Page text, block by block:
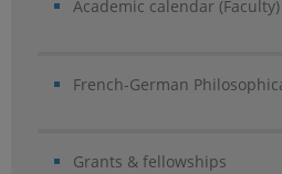
Academic calendar (Faculty)
French-German
Grants & fellowships